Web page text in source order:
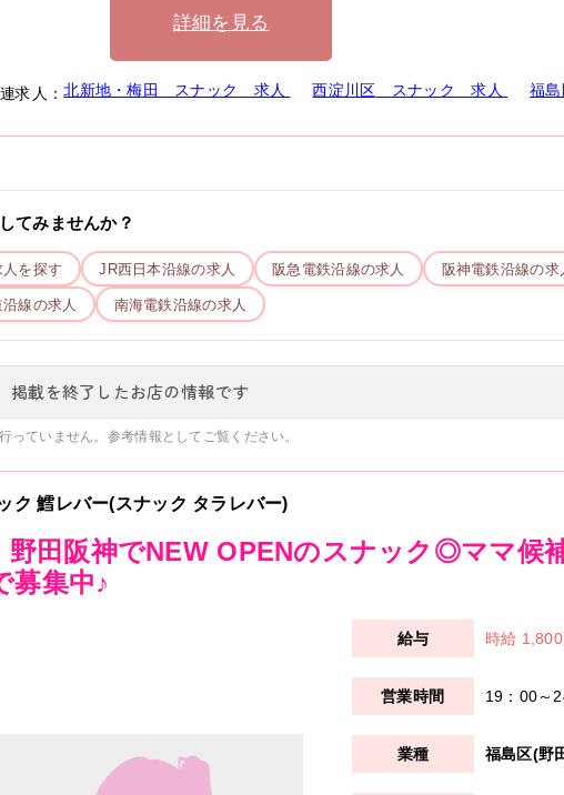
詳細を見る
求人：北新地・梅田 スナック 求人 西淀川区 スナック 求人 福
てみませんか？
を探す JR西日本沿線の求人 阪急電鉄沿線の求人 阪神電鉄沿線の求
沿線の求人 南海電鉄沿線の求人
掲載を終了したお店の情報です
っていません。参考情報としてご覧ください。
ク 鱈レバー(スナック タラレバー)
野田阪神でNEW OPENのスナック◎ママ候
募集中♪
時給 1,800
19：00～
福島区(野